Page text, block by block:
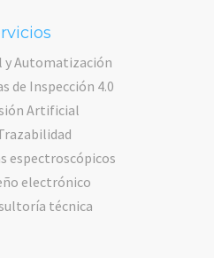
y Automatización
de Inspección 4.0
Artificial
espectroscópicos
electrónico
técnica